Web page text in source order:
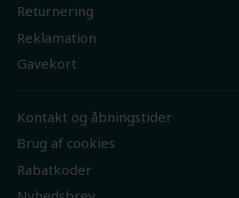
Returnering
Reklamation
Gavekort
Kontakt og åbningstider
Brug af cookies
Rabatkoder